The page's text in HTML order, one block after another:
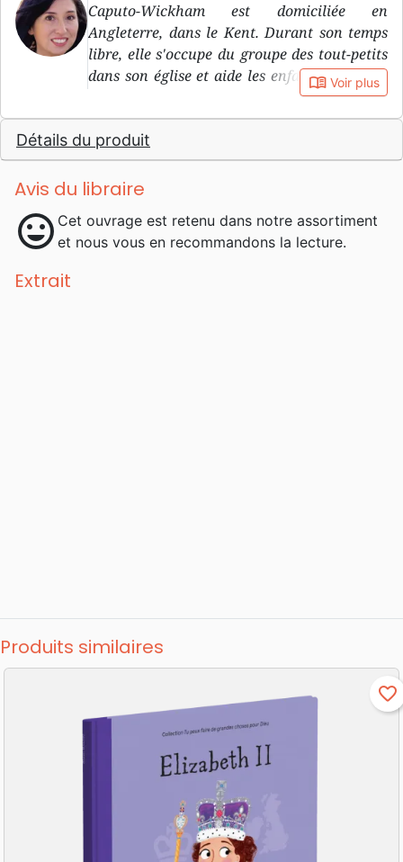
Caputo-Wickham est domiciliée en
Angleterre, dans le Kent. Durant son temps
libre, elle s'occupe du groupe des tout-petits
dans son église et aide les enfants de l’école
primaire de son quartier dans
l’apprentissage de la lecture.
book_open Voir plus
Détails du produit
Avis du libraire
mood Cet ouvrage est retenu dans notre assortiment
et nous vous en recommandons la lecture.
Extrait
Produits similaires
favorite_border